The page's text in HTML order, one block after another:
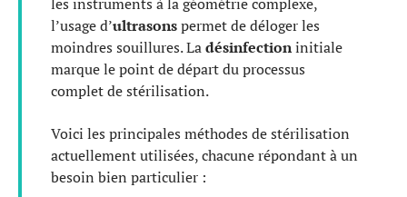
l’usage d’ultrasonspermet de déloger les
moindres souillures. Ladésinfectioninitiale
marque le point de départ du processus
complet de stérilisation.
Voici les principales méthodes de stérilisation
actuellement utilisées, chacune répondant à un
besoin bien particulier :